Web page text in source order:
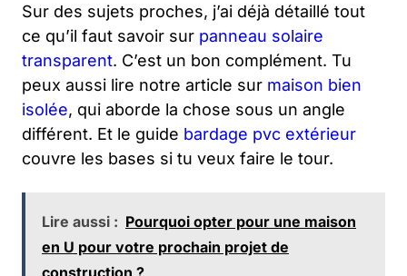
Sur des sujets proches, j’ai déjà détaillé tout
ce qu’il faut savoir sur panneau solaire
transparent. C’est un bon complément. Tu
peux aussi lire notre article sur maison bien
isolée, qui aborde la chose sous un angle
différent. Et le guide bardage pvc extérieur
couvre les bases si tu veux faire le tour.
Lire aussi : Pourquoi opter pour une maison
en U pour votre prochain projet de
construction ?